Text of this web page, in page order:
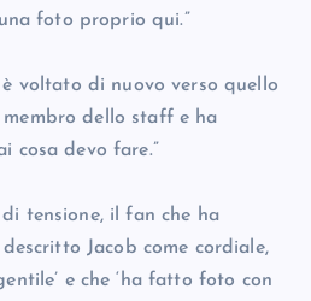
foto proprio qui.”
voltato di nuovo verso quello
membro dello staff e ha
cosa devo fare.”
tensione, il fan che ha
Jacob come cordiale,
e che ‘ha fatto foto con